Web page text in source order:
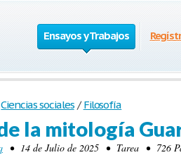
Ensayos y Trabajos
Ciencias sociales / Filosofía
la mitología
• 14 de Julio de 2025 • Tarea • 726